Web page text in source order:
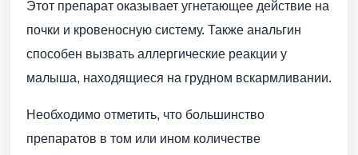
Этот препарат оказывает угнетающее действие на
почки и кровеносную систему. Также анальгин
способен вызвать аллергические реакции у
малыша, находящиеся на грудном вскармливании.
Необходимо отметить, что большинство
препаратов в том или ином количестве